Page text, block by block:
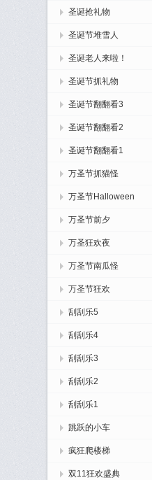
圣诞抢礼物
圣诞节堆雪人
圣诞老人来啦！
圣诞节抓礼物
圣诞节翻翻看3
圣诞节翻翻看2
圣诞节翻翻看1
万圣节抓猫怪
万圣节Halloween
万圣节前夕
万圣狂欢夜
万圣节南瓜怪
万圣节狂欢
刮刮乐5
刮刮乐4
刮刮乐3
刮刮乐2
刮刮乐1
跳跃的小车
疯狂爬楼梯
双11狂欢盛典